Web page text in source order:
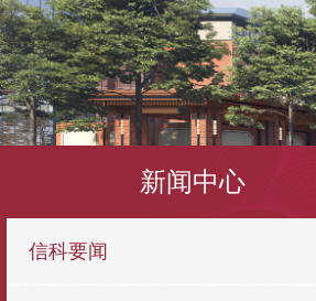
新闻中心
信科要闻